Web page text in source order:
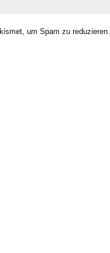
um Spam zu reduzieren.